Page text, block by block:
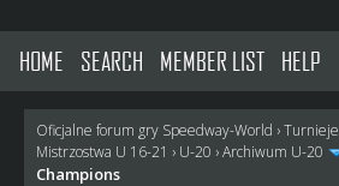
HOME SEARCH MEMBER LIST HELP
Oficjalne forum gry Speedway-World ›Turnieje
Mistrzostwa U 16-21 › U-20 ›Archiwum U-20
Champions